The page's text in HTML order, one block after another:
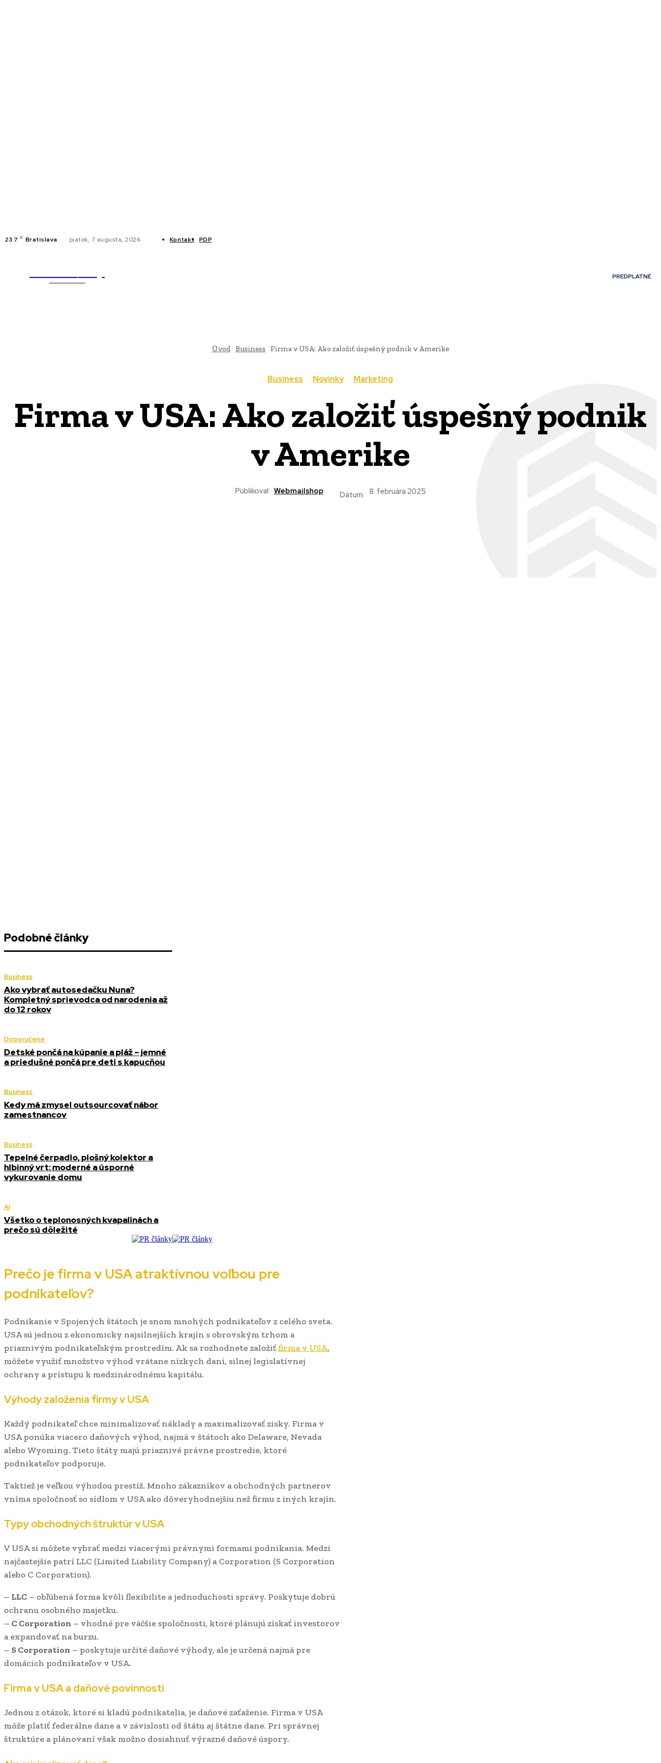
23.7 C Bratislava piatok, 7 augusta, 2026 Kontakt PDP
PREDPLATNÉ
Úvod Business Firma v USA: Ako založiť úspešný podnik v Amerike
Business Novinky Marketing
Firma v USA: Ako založiť úspešný podnik
v Amerike
Publikoval: Webmailshop Dátum: 8. februára 2025
Podobné články
Business
Ako vybrať autosedačku Nuna?
Kompletný sprievodca od narodenia až
do 12 rokov
Doporučené
Detské pončá na kúpanie a pláž – jemné
a priedušné pončá pre deti s kapucňou
Business
Kedy má zmysel outsourcovať nábor
zamestnancov
Business
Tepelné čerpadlo, plošný kolektor a
hlbinný vrt: moderné a úsporné
vykurovanie domu
AI
Všetko o teplonosných kvapalinách a
prečo sú dôležité
Prečo je firma v USA atraktívnou voľbou pre
podnikateľov?
Podnikanie v Spojených štátoch je snom mnohých podnikateľov z celého sveta.
USA sú jednou z ekonomicky najsilnejších krajín s obrovským trhom a
priaznivým podnikateľským prostredím. Ak sa rozhodnete založiťfirma v USA,
môžete využiť množstvo výhod vrátane nízkych daní, silnej legislatívnej
ochrany a prístupu k medzinárodnému kapitálu.
Výhody založenia firmy v USA
Každý podnikateľ chce minimalizovať náklady a maximalizovať zisky. Firma v
USA ponúka viacero daňových výhod, najmä v štátoch ako Delaware, Nevada
alebo Wyoming. Tieto štáty majú priaznivé právne prostredie, ktoré
podnikateľov podporuje.
Taktiež je veľkou výhodou prestíž. Mnoho zákazníkov a obchodných partnerov
vníma spoločnosť so sídlom v USA ako dôveryhodnejšiu než firmu z iných krajín.
Typy obchodných štruktúr v USA
V USA si môžete vybrať medzi viacerými právnymi formami podnikania. Medzi
najčastejšie patrí LLC (Limited Liability Company) a Corporation (S Corporation
alebo C Corporation).
– LLC – obľúbená forma kvôli flexibilite a jednoduchosti správy. Poskytuje dobrú
ochranu osobného majetku.
– C Corporation – vhodné pre väčšie spoločnosti, ktoré plánujú získať investorov
a expandovať na burzu.
– S Corporation – poskytuje určité daňové výhody, ale je určená najmä pre
domácich podnikateľov v USA.
Firma v USA a daňové povinnosti
Jednou z otázok, ktoré si kladú podnikatelia, je daňové zaťaženie. Firma v USA
môže platiť federálne dane a v závislosti od štátu aj štátne dane. Pri správnej
štruktúre a plánovaní však možno dosiahnuť výrazné daňové úspory.